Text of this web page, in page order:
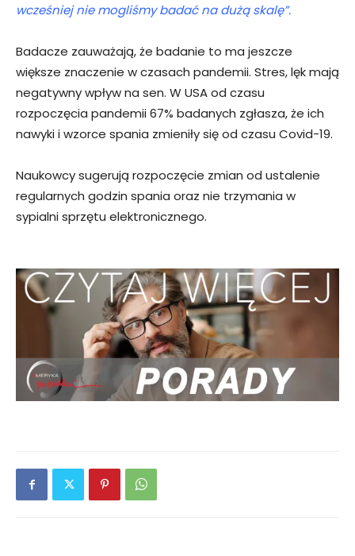
wcześniej nie mogliśmy badać na dużą skalę”.
Badacze zauważają, że badanie to ma jeszcze
większe znaczenie w czasach pandemii. Stres, lęk mają
negatywny wpływ na sen. W USA od czasu
rozpoczęcia pandemii 67% badanych zgłasza, że ich
nawyki i wzorce spania zmieniły się od czasu Covid-19.
Naukowcy sugerują rozpoczęcie zmian od ustalenie
regularnych godzin spania oraz nie trzymania w
sypialni sprzętu elektronicznego.